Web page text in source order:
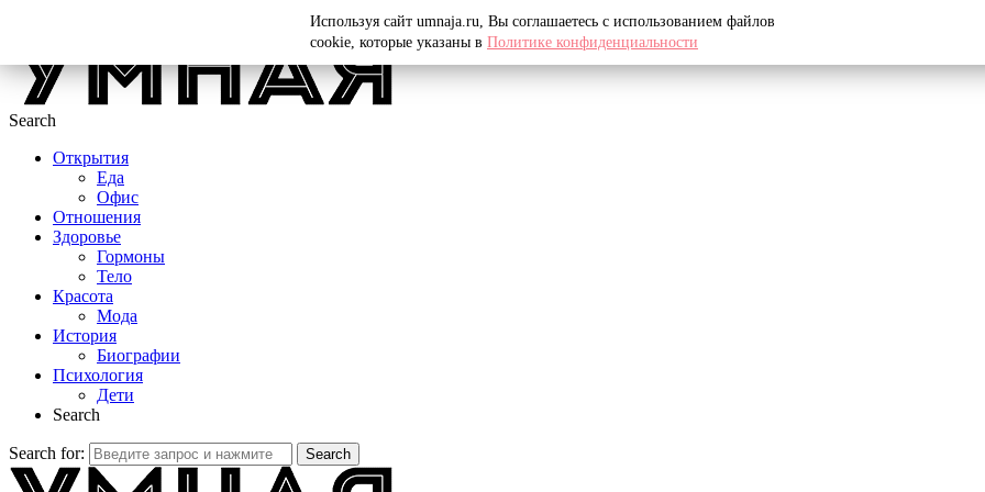
Search
Открытия
Еда
Офис
Отношения
Здоровье
Гормоны
Тело
Красота
Мода
История
Биографии
Психология
Дети
Search
Search for: Search
Используя сайт umnaja.ru, Вы соглашаетесь с использованием файлов
cookie, которые указаны в Политике конфиденциальности